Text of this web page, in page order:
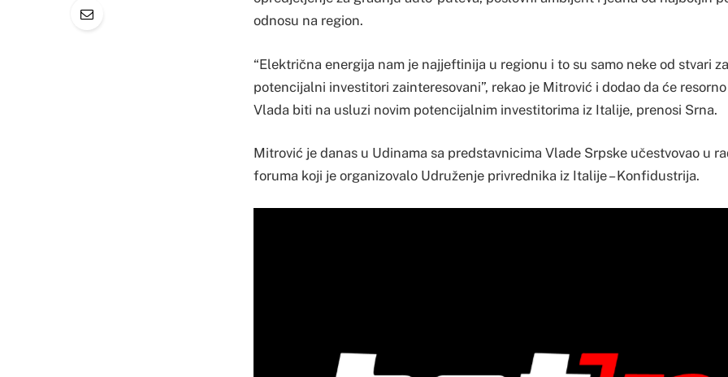
odnosu na region.
“Električna energija nam je najjeftinija u regionu i to su samo neke od stvari
potencijalni investitori zainteresovani”, rekao je Mitrović i dodao da će
Vlada biti na usluzi novim potencijalnim investitorima iz Italije, prenosi Srna.
Mitrović je danas u Udinama sa predstavnicima Vlade Srpske učestvovao u
foruma koji je organizovalo Udruženje privrednika iz Italije – Konfidustrija.